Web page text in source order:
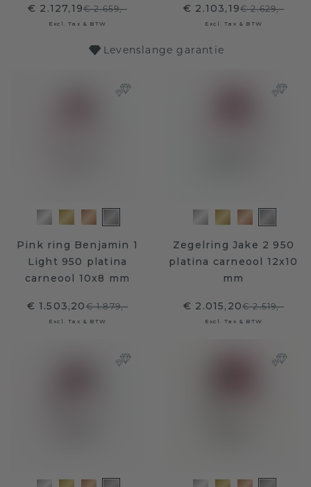
€ 2.127,19€ 2.659,-
Excl. Tax & BTW
€ 2.103,19€ 2.629,-
Excl. Tax & BTW
Levenslange garantie
Pink ring Benjamin 1
Light 950 platina
carneool 10x8 mm
€ 1.503,20€ 1.879,-
Excl. Tax & BTW
Zegelring Jake 2 950
platina carneool 12x10
mm
€ 2.015,20€ 2.519,-
Excl. Tax & BTW